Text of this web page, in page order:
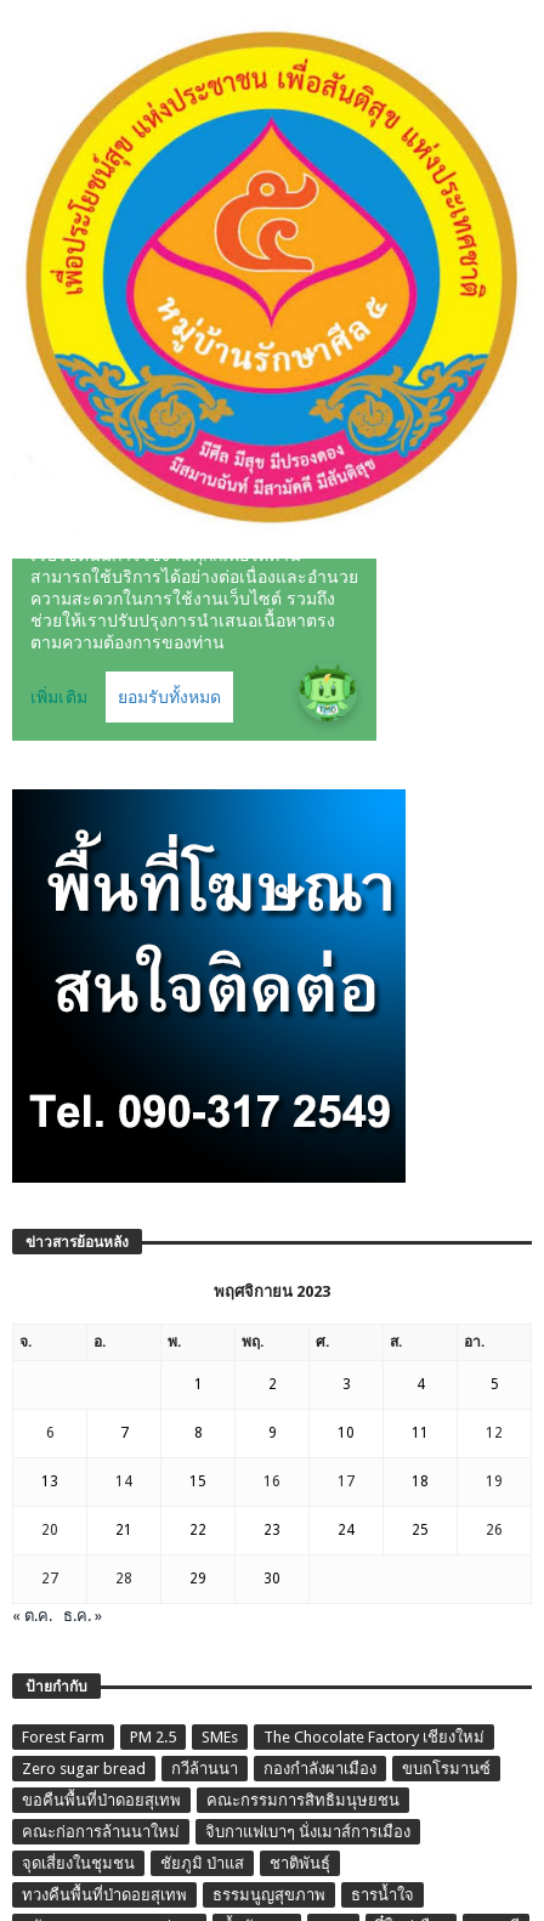
ข่าวสารย้อนหลัง
พฤศจิกายน 2023
จ. อ. พ. พฤ. ศ. ส. อา.
1 2 3 4 5
6 7 8 9 10 11 12
13 14 15 16 17 18 19
20 21 22 23 24 25 26
27 28 29 30
« ต.ค. ธ.ค. »
ป้ายกำกับ
Forest Farm PM 2.5 SMEs
The Chocolate Factory เชียงใหม่
Zero sugar bread
กวีล้านนา กองกำลังผาเมือง
ขบถโรมานซ์
ขอคืนพื้นที่ป่าดอยสุเทพ
คณะกรรมการสิทธิมนุษยชน
คณะก่อการล้านนาใหม่
จิบกาแฟเบาๆ นั่งเมาส์การเมือง
จุดเสี่ยงในชุมชน
ชัยภูมิ ป่าแส
ชาติพันธุ์
ทวงคืนพื้นที่ป่าดอยสุเทพ
ธรรมนูญสุขภาพ
ธารน้ำใจ